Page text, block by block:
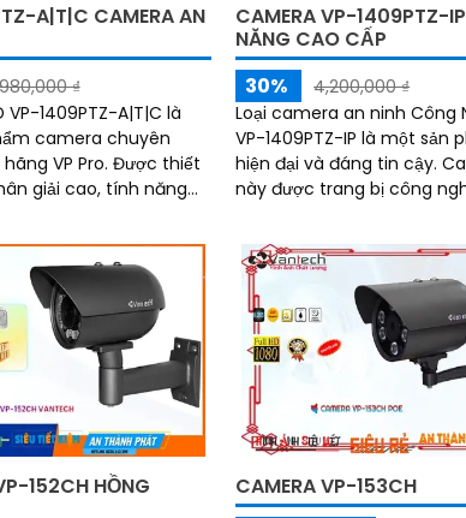
A|T|C CAMERA AN
₫
VP-1409PTZ-A|T|C là
camera chuyên
Pro. Được thiết
giải cao, tính năng
là lựa chọn...
CAMERA VP-1409PTZ-
NĂNG CAO CẤP
30%
4,200,000 ₫
Loại camera an ninh Công
VP-1409PTZ-IP là một sản
hiện đại và đáng tin cậy. Camera
này được trang bị công
152CH HỒNG
CAMERA VP-153CH